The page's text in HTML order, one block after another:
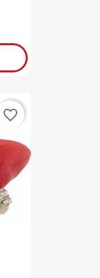
favorite_border